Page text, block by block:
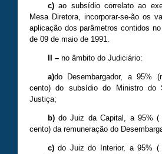
c)ao subsídio correlato ao
Mesa Diretora, incorporar-se-ão os
aplicação dos parâmetros contidos no
de 09 de maio de 1991.
II –no âmbito do Judiciário:
a)do Desembargador, a 95%
cento) do subsídio do Ministro do
Justiça;
b)do Juiz da Capital, a 95% (
cento) da remuneração do
c)do Juiz do Interior, a 95% (